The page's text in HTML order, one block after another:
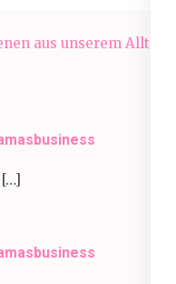
aus unserem Alltag